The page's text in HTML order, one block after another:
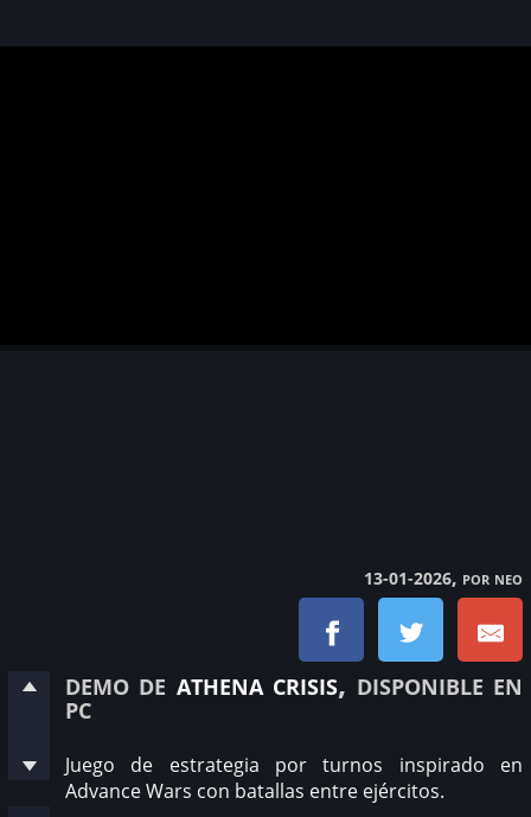
13-01-2026, por neo
demo de athena crisis, disponible en
pc
Juego de estrategia por turnos inspirado en
Advance Wars con batallas entre ejércitos.